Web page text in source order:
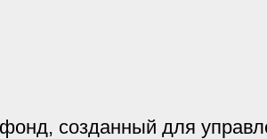
созданный для